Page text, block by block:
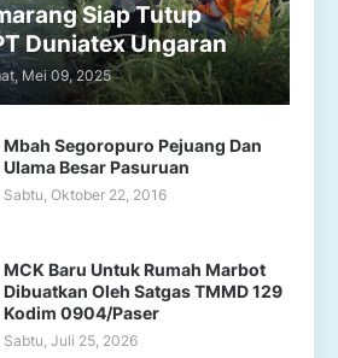
Siap Tutup
Duniatex Ungaran
Mei 09, 2025
Mbah Segoropuro Pejuang Dan
Ulama Besar Pasuruan
Sabtu, Oktober 22, 2016
MCK Baru Untuk Rumah Marbot
Dibuatkan Oleh Satgas TMMD 129
Kodim 0904/Paser
Sabtu, Juli 25, 2026